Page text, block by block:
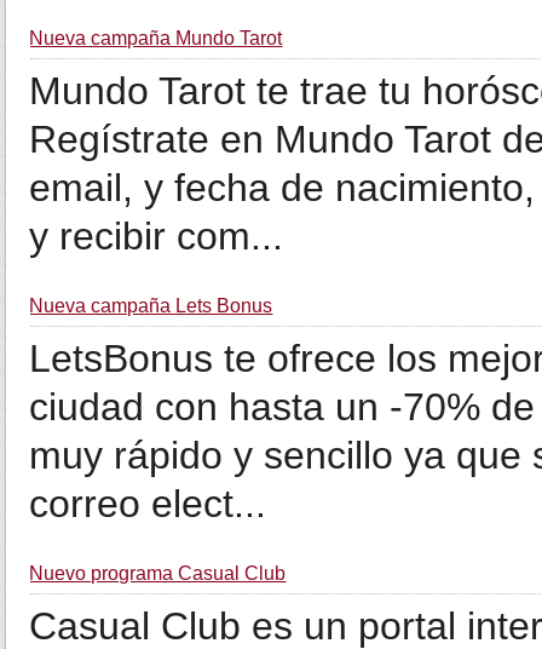
Nueva campaña Mundo Tarot
Mundo Tarot te trae tu
Regístrate en Mundo Tarot
email, y fecha de
y recibir com...
Nueva campaña Lets Bonus
LetsBonus te ofrece los
ciudad con hasta un -70%
muy rápido y sencillo ya
correo elect...
Nuevo programa Casual Club
Casual Club es un portal